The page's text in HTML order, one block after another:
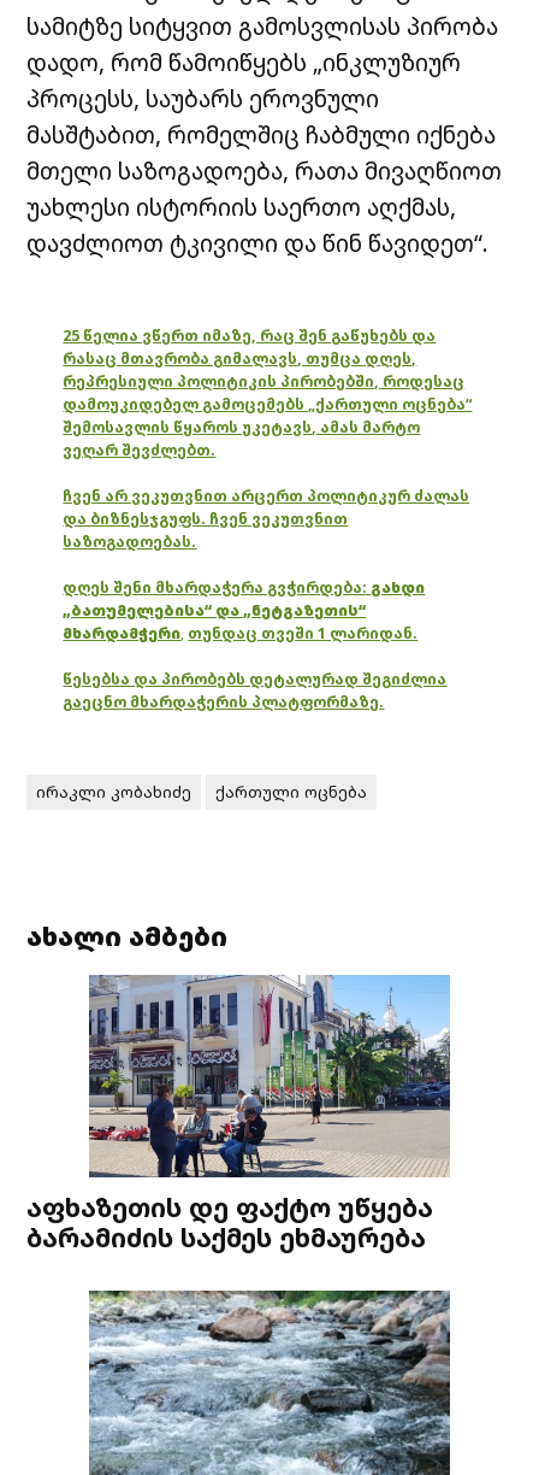
სამიტზე სიტყვით გამოსვლისას პირობა
დადო, რომ წამოიწყებს „ინკლუზიურ
პროცესს, საუბარს ეროვნული
მასშტაბით, რომელშიც ჩაბმული იქნება
მთელი საზოგადოება, რათა მივაღწიოთ
უახლესი ისტორიის საერთო აღქმას,
დავძლიოთ ტკივილი და წინ წავიდეთ“.
25 წელია ვწერთ იმაზე, რაც შენ გაწუხებს და
რასაც მთავრობა გიმალავს, თუმცა დღეს,
რეპრესიული პოლიტიკის პირობებში, როდესაც
დამოუკიდებელ გამოცემებს „ქართული ოცნება“
შემოსავლის წყაროს უკეტავს, ამას მარტო
ვეღარ შევძლებთ.
ჩვენ არ ვეკუთვნით არცერთ პოლიტიკურ ძალას
და ბიზნესჯგუფს. ჩვენ ვეკუთვნით
საზოგადოებას.
დღეს შენი მხარდაჭერა გვჭირდება: გახდი
„ბათუმელებისა“ და „ნეტგაზეთის“
მხარდამჭერი, თუნდაც თვეში 1 ლარიდან.
წესებსა და პირობებს დეტალურად შეგიძლია
გაეცნო მხარდაჭერის პლატფორმაზე.
ირაკლი კობახიძე ქართული ოცნება
ახალი ამბები
აფხაზეთის დე ფაქტო უწყება
ბარამიძის საქმეს ეხმაურება